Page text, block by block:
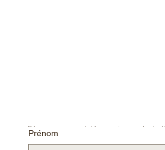
Réserver un appel découverte avec Isabelle
Prénom